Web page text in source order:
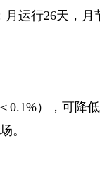
运行26天，
0.1%），可降
。